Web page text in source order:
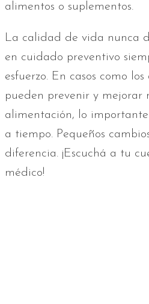
alimentos o suplementos.
La calidad de vida nunca
en cuidado preventivo
esfuerzo. En casos como
pueden prevenir y mejorar
alimentación, lo
a tiempo. Pequeños
diferencia. ¡Escuchá a tu
médico!